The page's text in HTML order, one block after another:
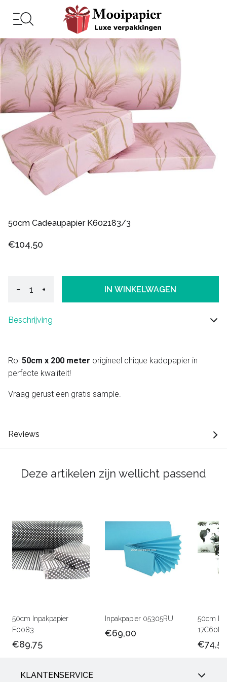
50cm Cadeaupapier K602183/3
€104,50
− + IN WINKELWAGEN
Beschrijving
Rol 50cm x 200 meter origineel chique kadopapier in
perfecte kwaliteit!
Vraag gerust een gratis sample.
Reviews
Deze artikelen zijn wellicht passend
50cm Inpakpapier
F0083
€89,75
Inpakpapier 05305RU
€69,00
50cm
€74,50
KLANTENSERVICE